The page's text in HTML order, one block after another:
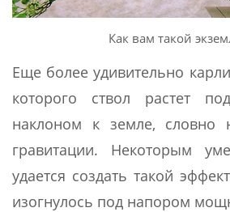
Как вам такой
Еще более удивительно
которого ствол растет
наклоном к земле, словно
гравитации. Некоторым
удается создать такой
изогнулось под напором